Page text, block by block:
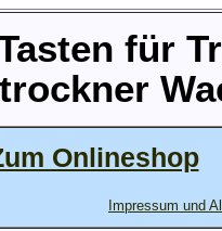
für
Onlineshop
Impressum und